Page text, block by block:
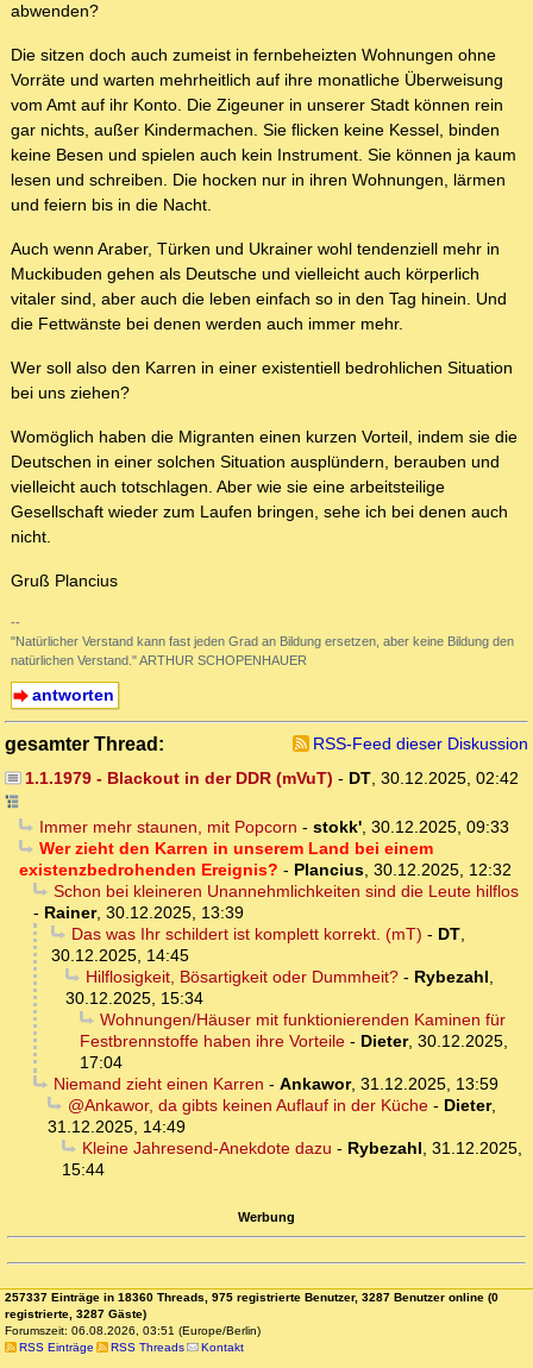
abwenden?
Die sitzen doch auch zumeist in fernbeheizten Wohnungen ohne
Vorräte und warten mehrheitlich auf ihre monatliche Überweisung
vom Amt auf ihr Konto. Die Zigeuner in unserer Stadt können rein
gar nichts, außer Kindermachen. Sie flicken keine Kessel, binden
keine Besen und spielen auch kein Instrument. Sie können ja kaum
lesen und schreiben. Die hocken nur in ihren Wohnungen, lärmen
und feiern bis in die Nacht.
Auch wenn Araber, Türken und Ukrainer wohl tendenziell mehr in
Muckibuden gehen als Deutsche und vielleicht auch körperlich
vitaler sind, aber auch die leben einfach so in den Tag hinein. Und
die Fettwänste bei denen werden auch immer mehr.
Wer soll also den Karren in einer existentiell bedrohlichen Situation
bei uns ziehen?
Womöglich haben die Migranten einen kurzen Vorteil, indem sie die
Deutschen in einer solchen Situation ausplündern, berauben und
vielleicht auch totschlagen. Aber wie sie eine arbeitsteilige
Gesellschaft wieder zum Laufen bringen, sehe ich bei denen auch
nicht.
Gruß Plancius
--
"Natürlicher Verstand kann fast jeden Grad an Bildung ersetzen, aber keine Bildung den
natürlichen Verstand." ARTHUR SCHOPENHAUER
antworten
gesamter Thread:
RSS-Feed dieser Diskussion
1.1.1979 - Blackout in der DDR (mVuT) - DT, 30.12.2025, 02:42
Immer mehr staunen, mit Popcorn - stokk', 30.12.2025, 09:33
Wer zieht den Karren in unserem Land bei einem
existenzbedrohenden Ereignis? - Plancius, 30.12.2025, 12:32
Schon bei kleineren Unannehmlichkeiten sind die Leute hilflos
- Rainer, 30.12.2025, 13:39
Das was Ihr schildert ist komplett korrekt. (mT) - DT,
30.12.2025, 14:45
Hilflosigkeit, Bösartigkeit oder Dummheit?- Rybezahl,
30.12.2025, 15:34
Wohnungen/Häuser mit funktionierenden Kaminen für
Festbrennstoffe haben ihre Vorteile - Dieter, 30.12.2025,
17:04
Niemand zieht einen Karren - Ankawor, 31.12.2025, 13:59
@Ankawor, da gibts keinen Auflauf in der Küche- Dieter,
31.12.2025, 14:49
Kleine Jahresend-Anekdote dazu - Rybezahl, 31.12.2025,
15:44
Werbung
257337 Einträge in 18360 Threads, 975 registrierte Benutzer, 3287 Benutzer online (0
registrierte, 3287 Gäste)
Forumszeit: 06.08.2026, 03:51 (Europe/Berlin)
RSS Einträge
RSS Threads Kontakt